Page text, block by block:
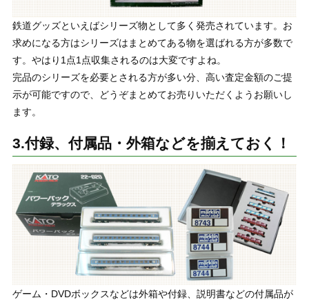
鉄道グッズといえばシリーズ物として多く発売されています。お
求めになる方はシリーズはまとめてある物を選ばれる方が多数で
す。やはり1点1点収集されるのは大変ですよね。
完品のシリーズを必要とされる方が多い分、高い査定金額のご提
示が可能ですので、どうぞまとめてお売りいただくようお願いし
ます。
3.付録、付属品・外箱などを揃えておく！
ゲーム・DVDボックスなどは外箱や付録、説明書などの付属品が